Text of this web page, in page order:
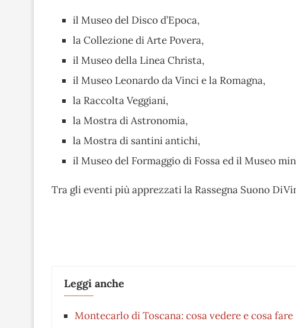
il Museo del Disco d’Epoca,
la Collezione di Arte Povera,
il Museo della Linea Christa,
il Museo Leonardo da Vinci e la Romagna,
la Raccolta Veggiani,
la Mostra di Astronomia,
la Mostra di santini antichi,
il Museo del Formaggio di Fossa ed il Museo
Tra gli eventi più apprezzati la Rassegna Suono
Leggi anche
Montecarlo di Toscana: cosa vedere e cosa fare